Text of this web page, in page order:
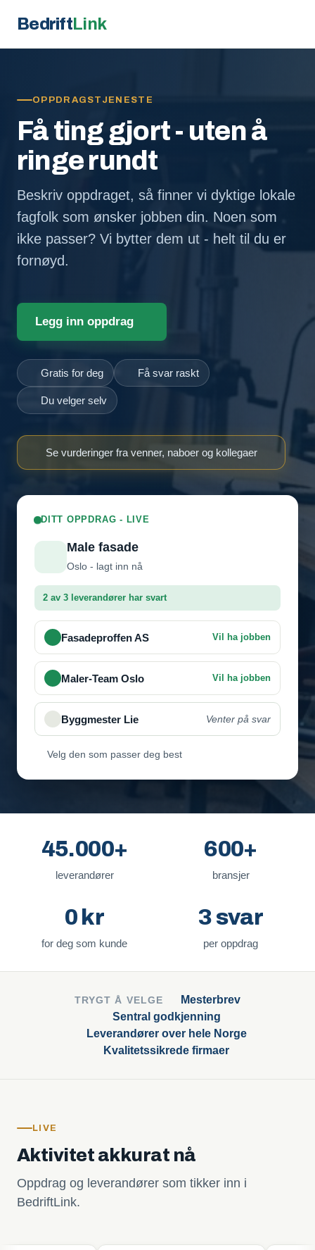
BedriftLink
OPPDRAGSTJENESTE
Få ting gjort - uten å
ringe rundt
Beskriv oppdraget, så finner vi dyktige lokale
fagfolk som ønsker jobben din. Noen som
ikke passer? Vi bytter dem ut - helt til du er
fornøyd.
Legg inn oppdrag
Gratis for deg Få svar raskt
Du velger selv
Se vurderinger fra venner, naboer og kollegaer
DITT OPPDRAG - LIVE
Male fasade
Oslo - lagt inn nå
2 av 3 leverandører har svart
Fasadeproffen AS Vil ha jobben
Velg den som passer deg best
45.000+
leverandører
600+
bransjer
0 kr
for deg som kunde
3 svar
per oppdrag
TRYGT Å VELGE
Mesterbrev
Sentral godkjenning
Leverandører over hele Norge
Kvalitetssikrede firmaer
LIVE
Aktivitet akkurat nå
Oppdrag og leverandører som tikker inn i
BedriftLink.